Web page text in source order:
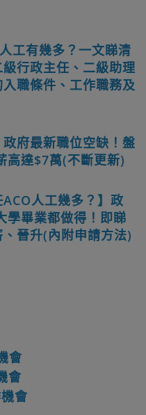
工有幾多？一文睇清
行政主任、二級助理
職條件、工作職務及
府最新職位空缺！盤
高達$7萬(不斷更新)
人工幾多？】政
學畢業都做得！即睇
晉升(內附申請方法)
會
會
會